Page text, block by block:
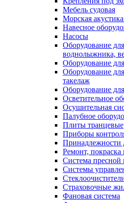
Мебель судовая
Морская
Навесное
Насосы
Оборудование
воднолыжника,
Оборудование
Оборудование
такелаж
Оборудование
Осветительное
Осушительная
Палубное
Плиты транцевые
Приборы
Принадлежности
Ремонт, покраска
Система пресной
Системы
Страховочные
Фановая система